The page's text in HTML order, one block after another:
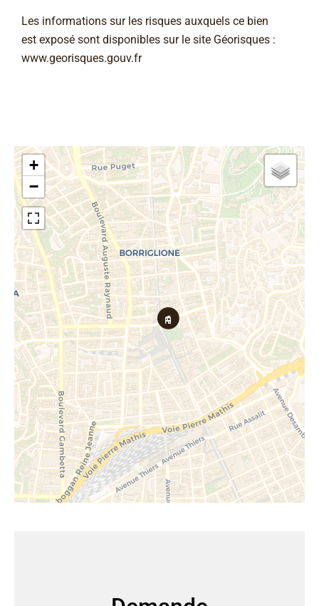
Les informations sur les risques auxquels ce bien
est exposé sont disponibles sur le site Géorisques :
www.georisques.gouv.fr
+
−